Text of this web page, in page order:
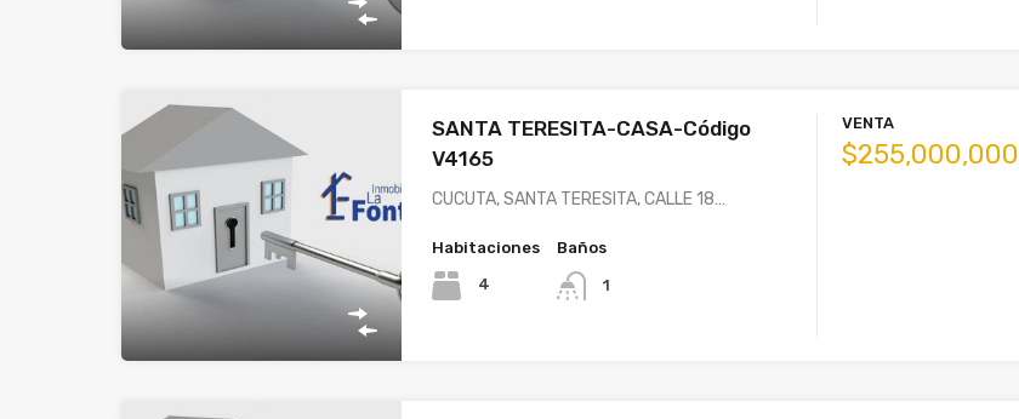
SANTA TERESITA-CASA-Código
V4165
CUCUTA, SANTA TERESITA, CALLE 18…
Habitaciones
4
Baños
1
VENTA
$255,000,000